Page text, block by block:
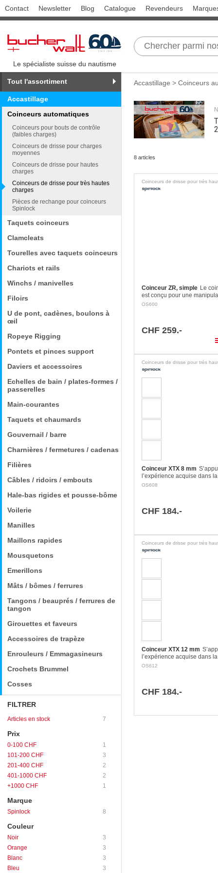
Contact Newsletter Blog Catalogue Revendeurs
Le spécialiste suisse du nautisme
Tout l'assortiment
Accastillage
Coinceurs automatiques
Coinceurs pour bouts de contrôle
(faibles charges)
Coinceurs de drisse pour charges
moyennes
Coinceurs de drisse pour hautes
charges
Coinceurs de drisse pour très hautes
charges
Pièces de rechange pour coinceurs
Spinlock
Taquets coinceurs
Clamcleats
Tourelles avec taquets coinceurs
Chariots et rails
Winchs / manivelles
Filoirs
U de pont, cadènes, boulons à
œil
Ropeye Rigging
Pontets et pinces support
Daviers et accessoires
Echelles de bain / plates-formes /
passerelles
Main-courantes
Taquets et chaumards
Gouvernail / barre
Charnières / fermetures / cadenas
Filières
Câbles / ridoirs / embouts
Hale-bas rigides et pousse-bôme
Voilerie
Manilles
Maillons rapides
Mousquetons
Emerillons
Mâts / bômes / ferrures
Tangons / beauprés / ferrures de
tangon
Girouettes et faveurs
Accessoires de trapèze
Enrouleurs / Emmagasineurs
Crochets Brummel
Cosses
FILTRER
Articles en stock 7
Prix
0-100 CHF
1
101-200 CHF
3
201-400 CHF
2
401-1000 CHF
2
+1000 CHF
1
Marque
Spinlock 8
Couleur
Noir
3
Orange
3
Blanc
3
Bleu
3
Accastillage > Coinceurs
8 articles
Coinceur ZR, simple Le
est conçu pour une
sécurisée des lignes sous
OS600
CHF 259.-
Coinceur XTX 8 mm
l’expérience acquise dans la
conception de produits
OS608
CHF 184.-
Coinceur XTX 12 mm
l’expérience acquise dans la
conception de produits
OS612
CHF 184.-